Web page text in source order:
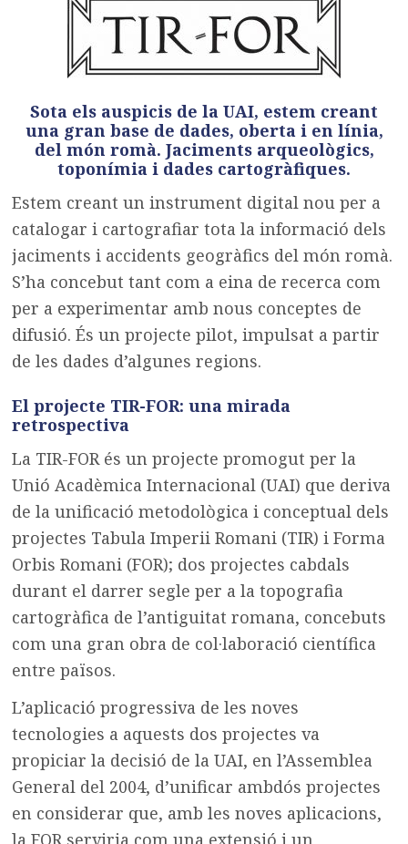
Sota els auspicis de la UAI, estem creant
una gran base de dades, oberta i en línia,
del món romà. Jaciments arqueològics,
toponímia i dades cartogràfiques.
Estem creant un instrument digital nou per a
catalogar i cartografiar tota la informació dels
jaciments i accidents geogràfics del món romà.
S’ha concebut tant com a eina de recerca com
per a experimentar amb nous conceptes de
difusió. És un projecte pilot, impulsat a partir
de les dades d’algunes regions.
El projecte TIR-FOR: una mirada
retrospectiva
La TIR-FOR és un projecte promogut per la
Unió Acadèmica Internacional (UAI) que deriva
de la unificació metodològica i conceptual dels
projectes Tabula Imperii Romani (TIR) i Forma
Orbis Romani (FOR); dos projectes cabdals
durant el darrer segle per a la topografia
cartogràfica de l’antiguitat romana, concebuts
com una gran obra de col·laboració científica
entre països.
L’aplicació progressiva de les noves
tecnologies a aquests dos projectes va
propiciar la decisió de la UAI, en l’Assemblea
General del 2004, d’unificar ambdós projectes
en considerar que, amb les noves aplicacions,
la FOR serviria com una extensió i un